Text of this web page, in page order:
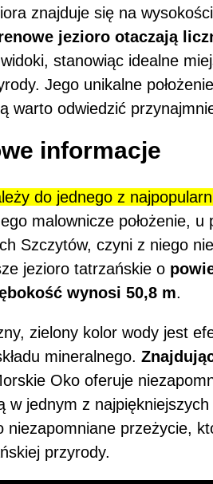
znajduje się na
jezioro otaczają
stanowiąc idealne
Jego unikalne
warto odwiedzić
informacje
do jednego z
malownicze położenie,
Szczytów, czyni z niego
jezioro tatrzańskie o
wynosi 50,8 m.
zielony kolor wody jest
mineralnego.
Oko oferuje
w jednym z najpiękniejszych
niezapomniane przeżycie,
przyrody.